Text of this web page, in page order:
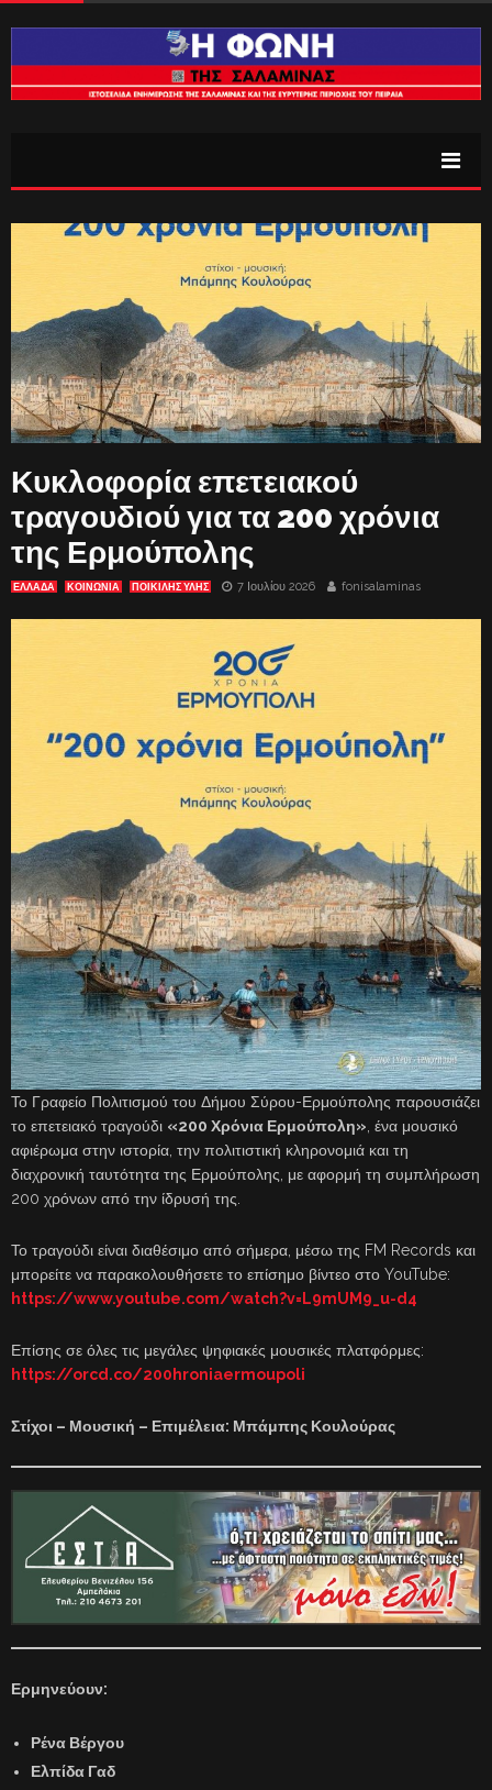
Κυκλοφορία επετειακού
τραγουδιού για τα 200 χρόνια
της Ερμούπολης
ΕΛΛΑΔΑ ΚΟΙΝΩΝΙΑ ΠΟΙΚΙΛΗΣ ΥΛΗΣ 7 Ιουλίου 2026 fonisalaminas
Το Γραφείο Πολιτισμού του Δήμου Σύρου-Ερμούπολης παρουσιάζει
το επετειακό τραγούδι «200 Χρόνια Ερμούπολη» , ένα μουσικό
αφιέρωμα στην ιστορία, την πολιτιστική κληρονομιά και τη
διαχρονική ταυτότητα της Ερμούπολης, με αφορμή τη συμπλήρωση
200 χρόνων από την ίδρυσή της.
Το τραγούδι είναι διαθέσιμο από σήμερα, μέσω της FM Records και
μπορείτε να παρακολουθήσετε το επίσημο βίντεο στο YouTube:
https://www.youtube.com/watch?v=L9mUM9_u-d4
Επίσης σε όλες τις μεγάλες ψηφιακές μουσικές πλατφόρμες:
https://orcd.co/200hroniaermoupoli
Στίχοι – Μουσική – Επιμέλεια: Μπάμπης Κουλούρας
Ερμηνεύουν:
Ρένα Βέργου
Ελπίδα Γαδ